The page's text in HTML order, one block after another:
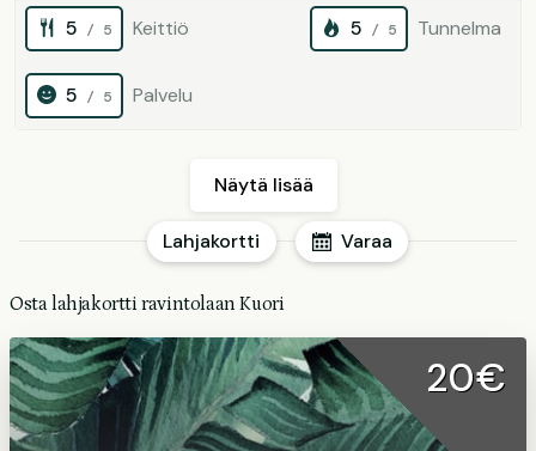
5 / 5 Keittiö 5 / 5 Tunnelma
5 / 5 Palvelu
Näytä lisää
Varaa
Lahjakortti
Osta lahjakortti ravintolaan Kuori
20€